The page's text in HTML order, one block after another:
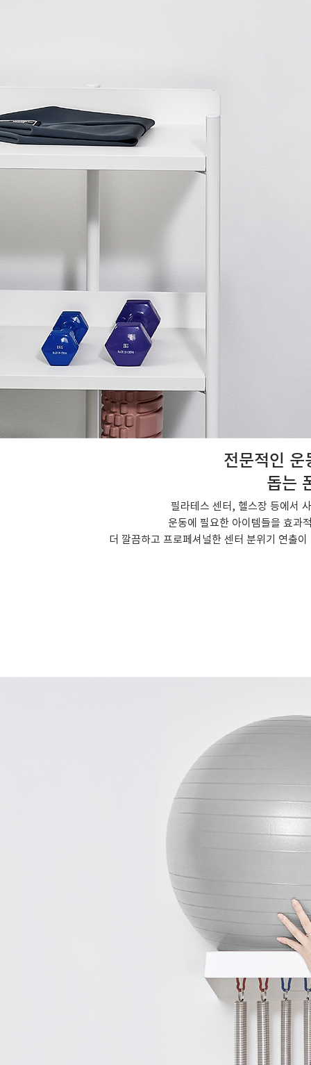
전문적인
돕는
필라테스 센터, 헬스장 등에서
운동에 필요한 아이템들을 효과
더 깔끔하고 프로페셔널한 센터 분위기 연출